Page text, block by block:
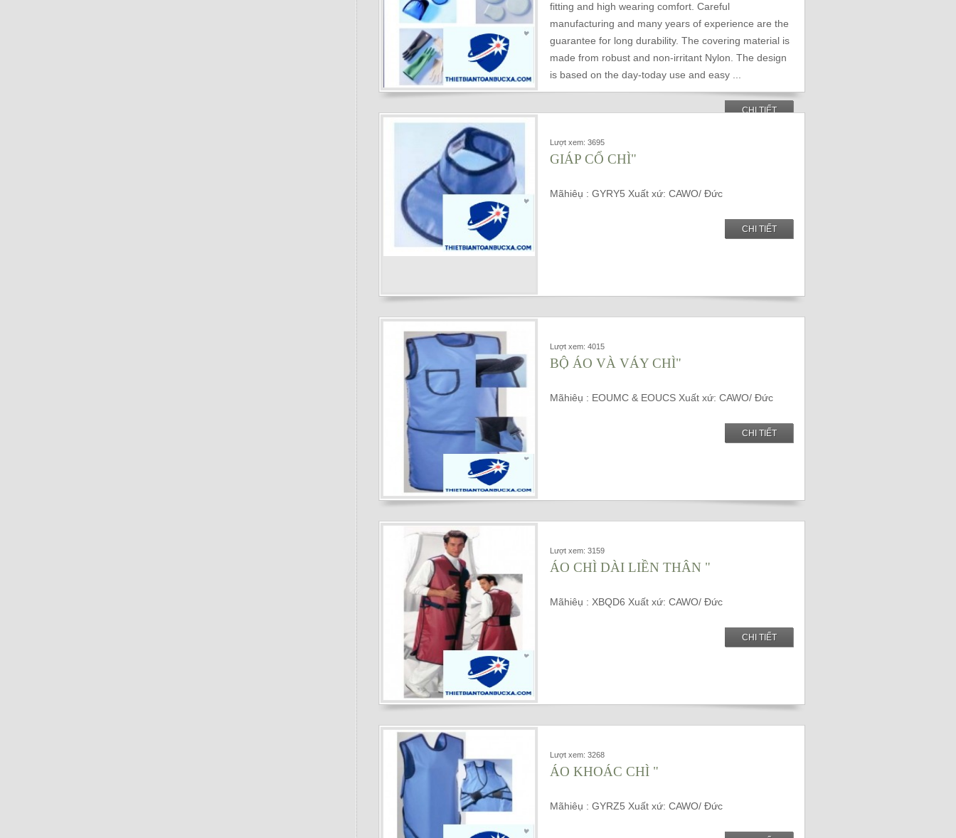
fitting and high wearing comfort. Careful
manufacturing and many years of experience are the
guarantee for long durability. The covering material is
made from robust and non-irritant Nylon. The design
is based on the day-today use and easy ...
CHI TIẾT
Lượt xem: 3695
GIÁP CỔ CHÌ"
Mãhiêụ : GYRY5 Xuất xứ: CAWO/ Đức
CHI TIẾT
Lượt xem: 4015
BỘ ÁO VÀ VÁY CHÌ"
Mãhiêụ : EOUMC & EOUCS Xuất xứ: CAWO/ Đức
CHI TIẾT
Lượt xem: 3159
ÁO CHÌ DÀI LIỀN THÂN "
Mãhiêụ : XBQD6 Xuất xứ: CAWO/ Đức
CHI TIẾT
Lượt xem: 3268
ÁO KHOÁC CHÌ "
Mãhiêụ : GYRZ5 Xuất xứ: CAWO/ Đức